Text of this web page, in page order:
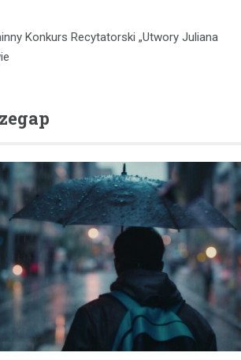
Konkurs Recytatorski „Utwory Juliana